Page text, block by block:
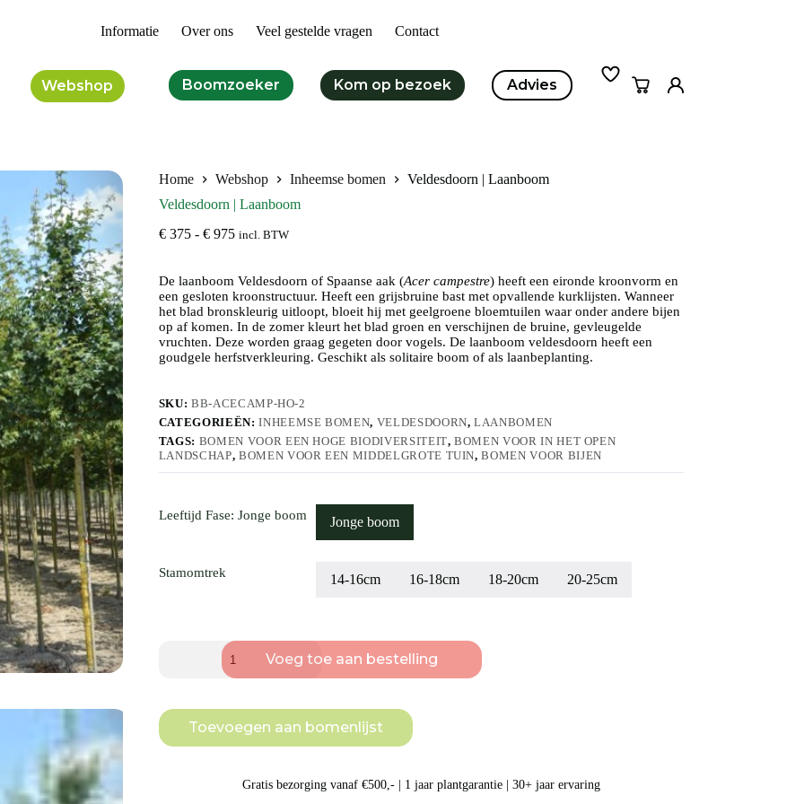
Informatie Over ons Veel gestelde vragen Contact
Webshop Boomzoeker Kom op bezoek Advies Winkelwagen
Home Webshop Inheemse bomen
Veldesdoorn | Laanboom
Veldesdoorn | Laanboom
€375 - €975Prijsklasse:
€ 975
incl. BTW
De laanboom Veldesdoorn of Spaanse aak (Acer campestre) heeft een eironde kroonvorm en
een gesloten kroonstructuur. Heeft een grijsbruine bast met opvallende kurklijsten. Wanneer
het blad bronskleurig uitloopt, bloeit hij met geelgroene bloemtuilen waar onder andere bijen
op af komen. In de zomer kleurt het blad groen en verschijnen de bruine, gevleugelde
vruchten. Deze worden graag gegeten door vogels. De laanboom veldesdoorn heeft een
goudgele herfstverkleuring. Geschikt als solitaire boom of als laanbeplanting.
SKU:BB-ACECAMP-HO-2
CATEGORIEËN:INHEEMSE BOMEN, VELDESDOORN,LAANBOMEN
TAGS: BOMEN VOOR EEN HOGE BIODIVERSITEIT,BOMEN VOOR IN HET OPEN
LANDSCHAP, BOMEN VOOR EEN MIDDELGROTE TUIN,BOMEN VOOR BIJEN
Leeftijd Fase: Jonge boom Jonge boom
Stamomtrek 14-16cm 16-18cm 18-20cm 20-25cm
Veldesdoorn
Voeg toe aan bestelling
Toevoegen aan bomenlijst
Gratis bezorging vanaf €500,- | 1 jaar plantgarantie | 30+ jaar ervaring